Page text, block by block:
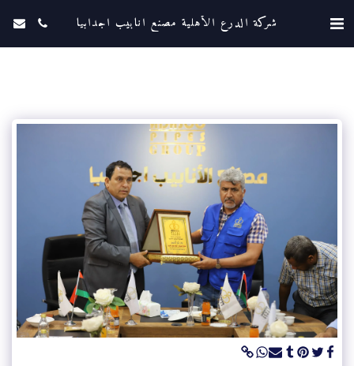
شركة الدرع الأهلية مصنع انابيب اجدابيا